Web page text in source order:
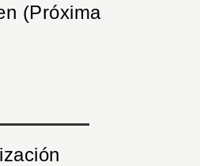
(Próxima